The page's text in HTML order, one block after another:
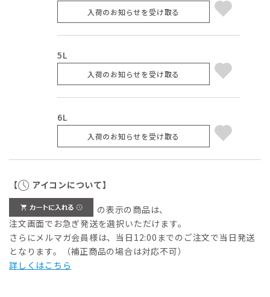
入荷のお知らせを受け取る
5L
入荷のお知らせを受け取る
6L
入荷のお知らせを受け取る
【 アイコンについて】
の表示の商品は、
注文画面でお急ぎ発送を選択いただけます。
さらにメルマガ会員様は、当日12:00までのご注文で当日発送
となります。（補正商品の場合は対応不可）
詳しくはこちら